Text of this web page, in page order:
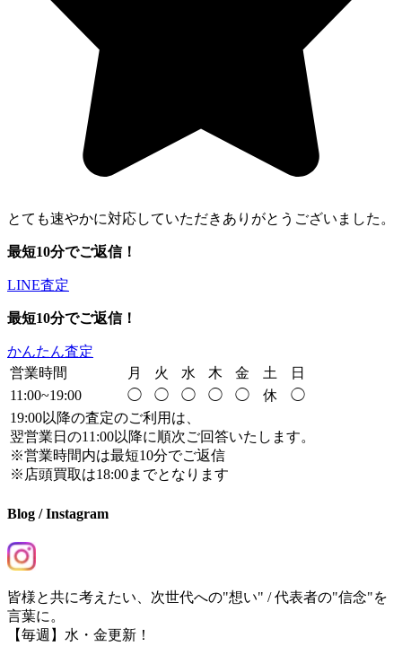
とても速やかに対応していただきありがとうございました。
最短10分でご返信！
LINE査定
最短10分でご返信！
かんたん査定
営業時間
月 火 水 木 金 土
日
11:00~19:00
◯ ◯ ◯ ◯ ◯ 休
◯
19:00以降の査定のご利用は、
翌営業日の11:00以降に順次ご回答いたします。
※営業時間内は最短10分でご返信
※店頭買取は18:00までとなります
Blog / Instagram
皆様と共に考えたい、次世代への"想い" / 代表者の"信念"を
言葉に。
【毎週】水・金更新！